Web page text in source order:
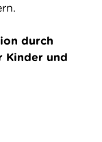
durch
Kinder und